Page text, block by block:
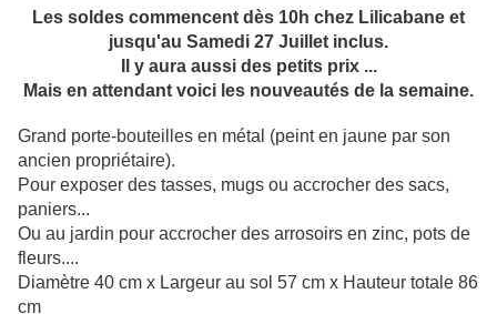
Les soldes commencent dès 10h chez Lilicabane et
jusqu'au Samedi 27 Juillet inclus.
Il y aura aussi des petits prix ...
Mais en attendant voici les nouveautés de la semaine.
Grand porte-bouteilles en métal (peint en jaune par son
ancien propriétaire).
Pour exposer des tasses, mugs ou accrocher des sacs,
paniers...
Ou au jardin pour accrocher des arrosoirs en zinc, pots de
fleurs....
Diamètre 40 cm x Largeur au sol 57 cm x Hauteur totale 86
cm